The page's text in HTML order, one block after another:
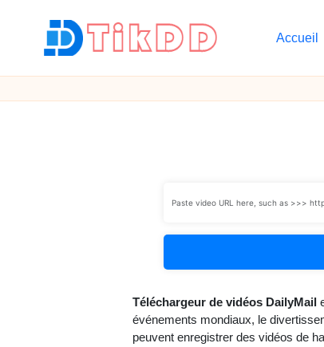
T
i
Accueil
Téléchargeur de vidéos DailyMail
événements mondiaux, le
peuvent enregistrer des vidéos de